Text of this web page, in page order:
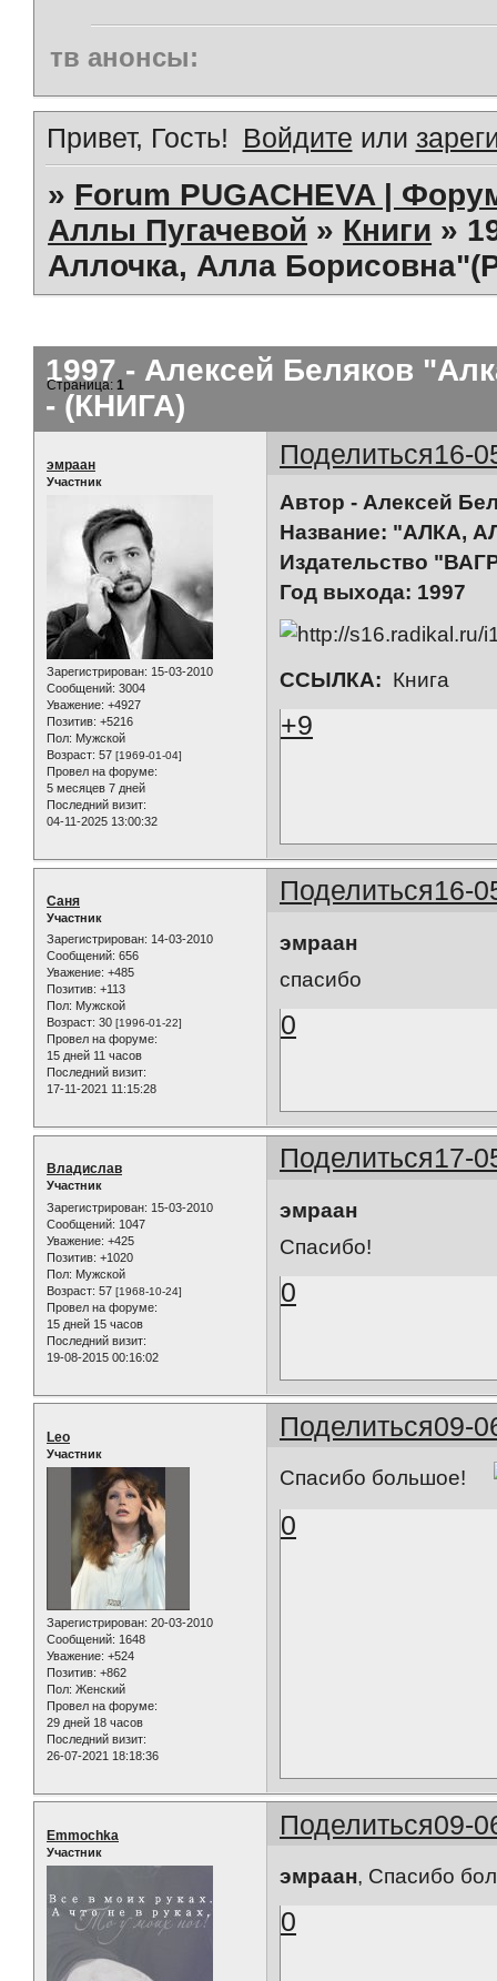
тв анонсы:
Привет, Гость! Войдите или
» Forum PUGACHEVA |
Аллы Пугачевой » Книги »
Аллочка, Алла
1997 - Алексей Беляков
- (КНИГА)
Страница:1
Поделиться16-
эмраан
Участник
Зарегистрирован: 15-03-2010
Сообщений: 3004
Уважение: +4927
Позитив: +5216
Пол: Мужской
Возраст: 57 [1969-01-04]
Провел на форуме:
5 месяцев 7 дней
Последний визит:
04-11-2025 13:00:32
Автор - Алексей
Название: "АЛКА,
Издательство
Год выхода: 1997
ССЫЛКА: Книга
+9
Поделиться16-
Саня
Участник
Зарегистрирован: 14-03-2010
Сообщений: 656
Уважение: +485
Позитив: +113
Пол: Мужской
Возраст: 30 [1996-01-22]
Провел на форуме:
15 дней 11 часов
Последний визит:
17-11-2021 11:15:28
эмраан
спасибо
0
Поделиться17-
Владислав
Участник
Зарегистрирован: 15-03-2010
Сообщений: 1047
Уважение: +425
Позитив: +1020
Пол: Мужской
Возраст: 57 [1968-10-24]
Провел на форуме:
15 дней 15 часов
Последний визит:
19-08-2015 00:16:02
эмраан
Спасибо!
0
Поделиться09-
Leo
Участник
Зарегистрирован: 20-03-2010
Сообщений: 1648
Уважение: +524
Позитив: +862
Пол: Женский
Провел на форуме:
29 дней 18 часов
Последний визит:
26-07-2021 18:18:36
Спасибо большое!
0
Поделиться09-
Emmochka
Участник
эмраан, Спасибо
0